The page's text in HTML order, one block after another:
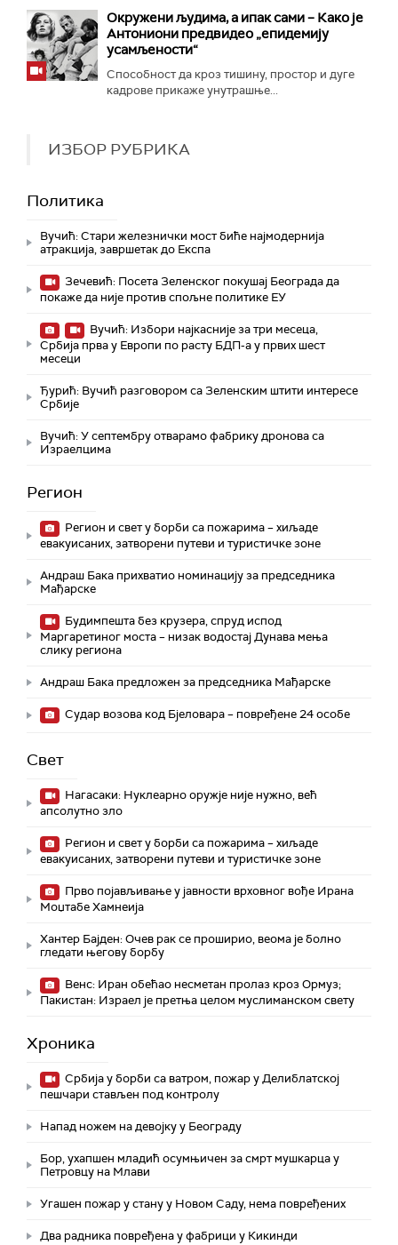
Окружени људима, а ипак сами – Како је
Антониони предвидео „епидемију
усамљености“
Способност да кроз тишину, простор и дуге
кадрове прикаже унутрашње...
ИЗБОР РУБРИКА
Политика
Вучић: Стари железнички мост биће најмодернија
атракција, завршетак до Експа
Зечевић: Посета Зеленског покушај Београда да
покаже да није против спољне политике ЕУ
Вучић: Избори најкасније за три месеца,
Србија прва у Европи по расту БДП-а у првих шест
месеци
Ђурић: Вучић разговором са Зеленским штити интересе
Србије
Вучић: У септембру отварамо фабрику дронова са
Израелцима
Регион
Регион и свет у борби са пожарима – хиљаде
евакуисаних, затворени путеви и туристичке зоне
Андраш Бака прихватио номинацију за председника
Мађарске
Будимпешта без крузера, спруд испод
Маргаретиног моста – низак водостај Дунава мења
слику региона
Андраш Бакa предложен за председника Мађарске
Судар возова код Бјеловара – повређене 24 особе
Свет
Нагасаки: Нуклеарно оружје није нужно, већ
апсолутно зло
Регион и свет у борби са пожарима – хиљаде
евакуисаних, затворени путеви и туристичке зоне
Прво појављивање у јавности врховног вође Ирана
Моџтабe Хамнеија
Хантер Бајден: Очев рак се проширио, веома је болно
гледати његову борбу
Венс: Иран обећао несметан пролаз кроз Ормуз;
Пакистан: Израел је претња целом муслиманском свету
Хроника
Србија у борби са ватром, пожар у Делиблатској
пешчари стављен под контролу
Напад ножем на девојку у Београду
Бор, ухапшен младић осумњичен за смрт мушкарца у
Петровцу на Млави
Угашен пожар у стану у Новом Саду, нема повређених
Два радника повређена у фабрици у Кикинди